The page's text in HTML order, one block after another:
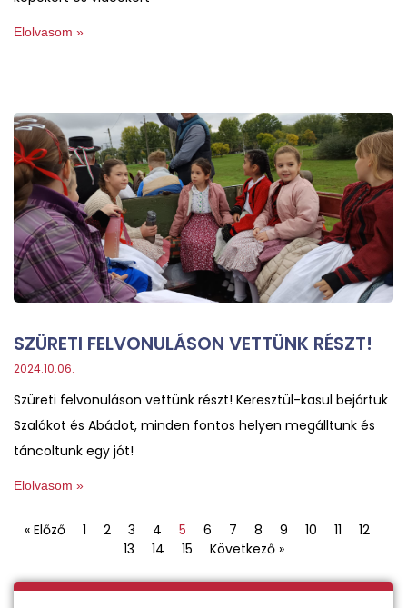
Elolvasom »
SZÜRETI FELVONULÁSON VETTÜNK RÉSZT!
2024.10.06.
Szüreti felvonuláson vettünk részt! Keresztül-kasul bejártuk
Szalókot és Abádot, minden fontos helyen megálltunk és
táncoltunk egy jót!
Elolvasom »
« Előző 1 2 3 4 5 6 7 8 9 10 11
12
13
14 15 Következő »